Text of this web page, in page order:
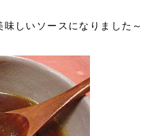
しいソースになりました～